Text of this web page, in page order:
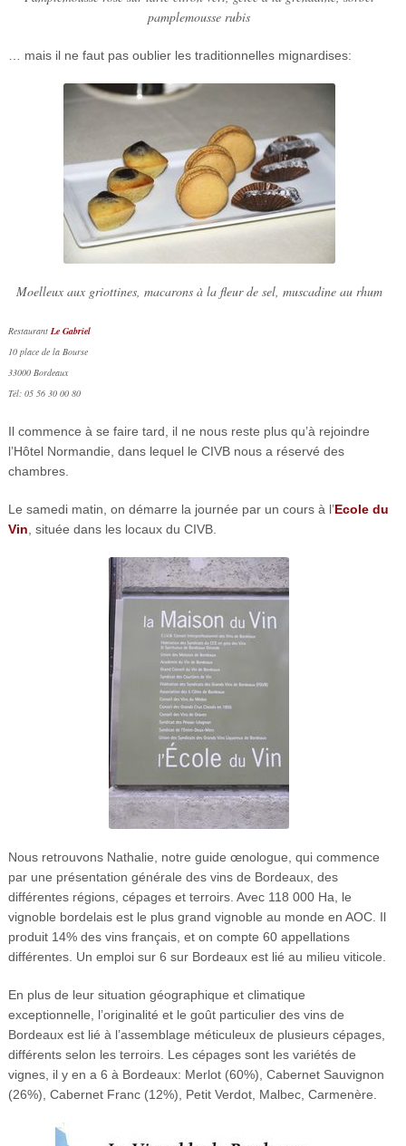
pamplemousse rubis
… mais il ne faut pas oublier les traditionnelles mignardises:
Moelleux aux griottines, macarons à la fleur de sel, muscadine au rhum
Restaurant Le Gabriel
10 place de la Bourse
33000 Bordeaux
Tél: 05 56 30 00 80
Il commence à se faire tard, il ne nous reste plus qu’à rejoindre
l’Hôtel Normandie, dans lequel le CIVB nous a réservé des
chambres.
Le samedi matin, on démarre la journée par un cours à l’Ecole du
Vin , située dans les locaux du CIVB.
Nous retrouvons Nathalie, notre guide œnologue, qui commence
par une présentation générale des vins de Bordeaux, des
différentes régions, cépages et terroirs. Avec 118 000 Ha, le
vignoble bordelais est le plus grand vignoble au monde en AOC. Il
produit 14% des vins français, et on compte 60 appellations
différentes. Un emploi sur 6 sur Bordeaux est lié au milieu viticole.
En plus de leur situation géographique et climatique
exceptionnelle, l’originalité et le goût particulier des vins de
Bordeaux est lié à l’assemblage méticuleux de plusieurs cépages,
différents selon les terroirs. Les cépages sont les variétés de
vignes, il y en a 6 à Bordeaux: Merlot (60%), Cabernet Sauvignon
(26%), Cabernet Franc (12%), Petit Verdot, Malbec, Carmenère.